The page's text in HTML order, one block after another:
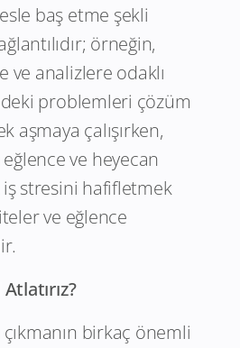
baş etme şekli
örneğin,
ve analizlere odaklı
problemleri çözüm
aşmaya çalışırken,
ve heyecan
stresini hafifletmek
ve eğlence
birkaç önemli